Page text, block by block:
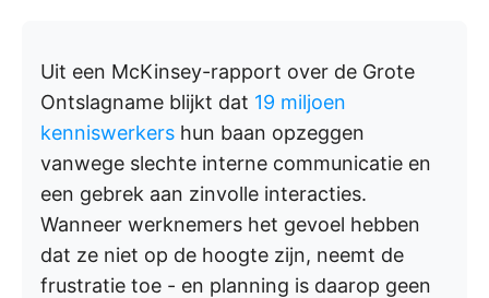
Uit een McKinsey-rapport over de Grote
Ontslagname blijkt dat 19 miljoen
kenniswerkers hun baan opzeggen
vanwege slechte interne communicatie en
een gebrek aan zinvolle interacties.
Wanneer werknemers het gevoel hebben
dat ze niet op de hoogte zijn, neemt de
frustratie toe - en planning is daarop geen